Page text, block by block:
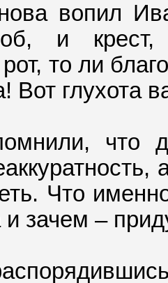
вопил
и
то ли
Вот глухота
что
Что
зачем –